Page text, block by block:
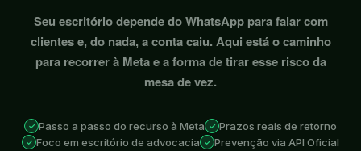
Seu escritório depende do WhatsApp para falar com
clientes e, do nada, a conta caiu. Aqui está o caminho
para recorrer à Meta e a forma de tirar esse risco da
mesa de vez.
Passo a passo do recurso à Meta
Prazos reais de retorno
Foco em escritório de advocacia
Prevenção via API Oficial